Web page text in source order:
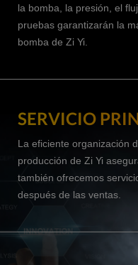
la bomba, la presión, el
pruebas garantizarán la
bomba de Zi Yi.
SERVICIO
La eficiente organización
producción de Zi Yi
también ofrecemos
después de las ventas.